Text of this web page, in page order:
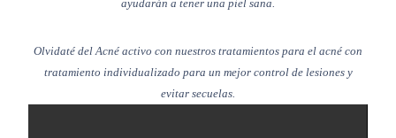
ayudarán a tener una piel sana.
Olvidaté del Acné activo con nuestros tratamientos para el acné con
tratamiento individualizado para un mejor control de lesiones y
evitar secuelas.